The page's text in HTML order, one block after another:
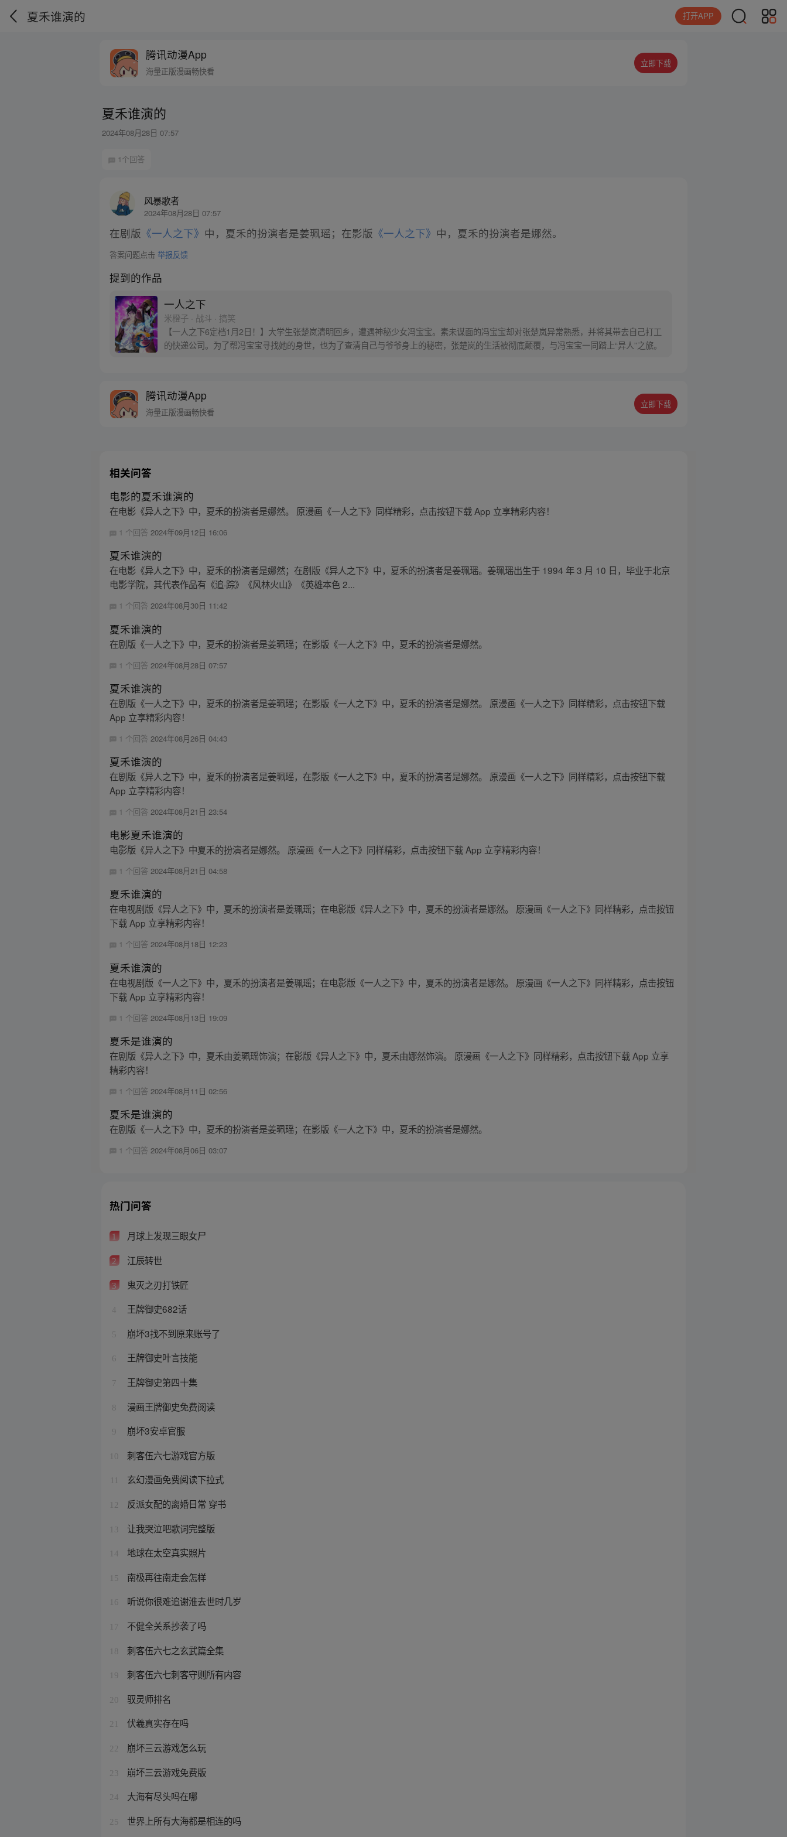
夏禾谁演的 打开APP
腾讯动漫App
海量正版漫画畅快看
立即下载
夏禾谁演的
2024年08月28日 07:57
1个回答
风暴歌者
2024年08月28日 07:57
在剧版 《一人之下》 中，夏禾的扮演者是姜珮瑶；在影版 《一人之下》 中，夏禾的扮演者是娜然。
答案问题点击举报反馈
提到的作品
一人之下
米橙子 · 战斗 · 搞笑
【一人之下6定档1月2日！】大学生张楚岚清明回乡，遭遇神秘少女冯宝宝。素未谋面的冯宝宝却对张楚岚异常熟悉，并将其带去自己打工
的快递公司。为了帮冯宝宝寻找她的身世，也为了查清自己与爷爷身上的秘密，张楚岚的生活被彻底颠覆，与冯宝宝一同踏上“异人”之旅。
腾讯动漫App
海量正版漫画畅快看
立即下载
相关问答
电影的夏禾谁演的
在电影《异人之下》中，夏禾的扮演者是娜然。 原漫画《一人之下》同样精彩，点击按钮下载 App 立享精彩内容！
1 个回答2024年09月12日 16:06
夏禾谁演的
在电影《异人之下》中，夏禾的扮演者是娜然；在剧版《异人之下》中，夏禾的扮演者是姜珮瑶。姜珮瑶出生于 1994 年 3 月 10 日，毕业于北京
电影学院，其代表作品有《追·踪》《风林火山》《英雄本色 2...
1 个回答2024年08月30日 11:42
夏禾谁演的
在剧版《一人之下》中，夏禾的扮演者是姜珮瑶；在影版《一人之下》中，夏禾的扮演者是娜然。
1 个回答 2024年08月28日 07:57
夏禾谁演的
在剧版《一人之下》中，夏禾的扮演者是姜珮瑶；在影版《一人之下》中，夏禾的扮演者是娜然。 原漫画《一人之下》同样精彩，点击按钮下载
App 立享精彩内容！
1 个回答 2024年08月26日 04:43
夏禾谁演的
在剧版《异人之下》中，夏禾的扮演者是姜珮瑶，在影版《一人之下》中，夏禾的扮演者是娜然。 原漫画《一人之下》同样精彩，点击按钮下载
App 立享精彩内容！
1 个回答2024年08月21日 23:54
电影夏禾谁演的
电影版《异人之下》中夏禾的扮演者是娜然。 原漫画《一人之下》同样精彩，点击按钮下载 App 立享精彩内容！
1 个回答2024年08月21日 04:58
夏禾谁演的
在电视剧版《异人之下》中，夏禾的扮演者是姜珮瑶；在电影版《异人之下》中，夏禾的扮演者是娜然。 原漫画《一人之下》同样精彩，点击按钮
下载 App 立享精彩内容！
1 个回答2024年08月18日 12:23
夏禾谁演的
在电视剧版《一人之下》中，夏禾的扮演者是姜珮瑶；在电影版《一人之下》中，夏禾的扮演者是娜然。 原漫画《一人之下》同样精彩，点击按钮
下载 App 立享精彩内容！
1 个回答 2024年08月13日 19:09
夏禾是谁演的
在剧版《异人之下》中，夏禾由姜珮瑶饰演；在影版《异人之下》中，夏禾由娜然饰演。 原漫画《一人之下》同样精彩，点击按钮下载 App 立享
精彩内容！
1 个回答 2024年08月11日 02:56
夏禾是谁演的
在剧版《一人之下》中，夏禾的扮演者是姜珮瑶；在影版《一人之下》中，夏禾的扮演者是娜然。
1 个回答2024年08月06日 03:07
热门问答
1 月球上发现三眼女尸
2 江辰转世
3 鬼灭之刃打铁匠
4 王牌御史682话
5 崩坏3找不到原来账号了
6 王牌御史叶言技能
7 王牌御史第四十集
8 漫画王牌御史免费阅读
9 崩坏3安卓官服
10 刺客伍六七游戏官方版
玄幻漫画免费阅读下拉式
12 反派女配的离婚日常 穿书
13 让我哭泣吧歌词完整版
14 地球在太空真实照片
15 南极再往南走会怎样
16 听说你很难追谢淮去世时几岁
17 不健全关系抄袭了吗
18 刺客伍六七之玄武篇全集
19 刺客伍六七刺客守则所有内容
20 驭灵师排名
21 伏羲真实存在吗
22 崩坏三云游戏怎么玩
23 崩坏三云游戏免费版
24 大海有尽头吗在哪
25 世界上所有大海都是相连的吗